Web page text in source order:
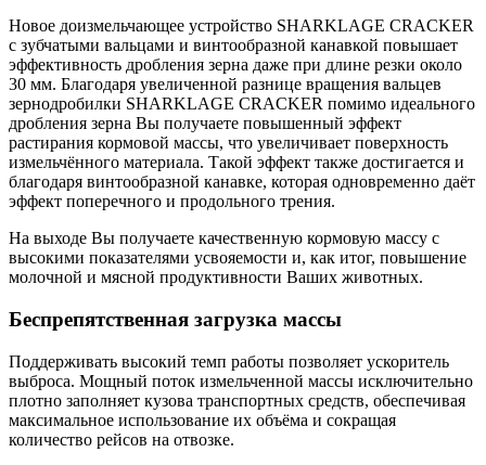
Новое доизмельчающее устройство SHARKLAGE CRACKER
с зубчатыми вальцами и винтообразной канавкой повышает
эффективность дробления зерна даже при длине резки около
30 мм. Благодаря увеличенной разнице вращения вальцев
зернодробилки SHARKLAGE CRACKER помимо идеального
дробления зерна Вы получаете повышенный эффект
растирания кормовой массы, что увеличивает поверхность
измельчённого материала. Такой эффект также достигается и
благодаря винтообразной канавке, которая одновременно даёт
эффект поперечного и продольного трения.
На выходе Вы получаете качественную кормовую массу с
высокими показателями усвояемости и, как итог, повышение
молочной и мясной продуктивности Ваших животных.
Беспрепятственная загрузка массы
Поддерживать высокий темп работы позволяет ускоритель
выброса. Мощный поток измельченной массы исключительно
плотно заполняет кузова транспортных средств, обеспечивая
максимальное использование их объёма и сокращая
количество рейсов на отвозке.